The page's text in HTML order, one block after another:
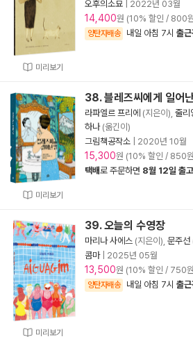
미리보기
오후의소묘
2022년 03월
14,400원 (10% 할인 / 800
양탄자배송 내일 아침 7시 출
미리보기
38. 블레즈씨에게 일어
라파엘르 프리에 (지은이), 줄리
하나(옮긴이)
그림책공작소
2020년 10월
15,300원 (10% 할인 / 850
택배로 주문하면 8월 12일 출고
미리보기
39. 오늘의 수영장
마리나 사에스 (지은이), 문주선
콤마| 2025년 05월
13,500원 (10% 할인 / 750
양탄자배송 내일 아침 7시 출